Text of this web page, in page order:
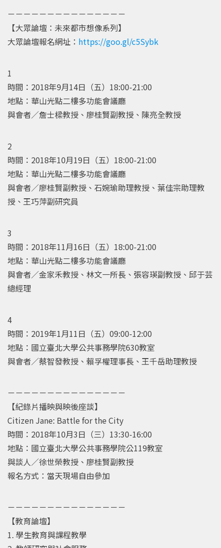
－－－－－－－－－－－－－－－
【大眾論壇：未來都市想像系列】
大眾論壇報名網址： https://goo.gl/c5Sybk
1
時間：2018年9月14日（五）18:00-21:00
地點：華山光點二樓多功能會議廳
與會者／詹士樑教授、廖桂賢副教授、陳亮全教授
2
時間：2018年10月19日（五）18:00-21:00
地點：華山光點二樓多功能會議廳
與會者／廖桂賢副教授、石婉瑜助理教授、葉佳宗助理教
授、王巧萍副研究員
3
時間：2018年11月16日（五）18:00-21:00
地點：華山光點二樓多功能會議廳
與會者／金家禾教授、林文一所長、張容瑛副教授、邱于芸
總經理
4
時間：2019年1月11日（五）09:00-12:00
地點：國立臺北大學公共事務學院630教室
與會者／蔡智發教授、賴孚權理事長、王千岳助理教授
－－－－－－－－－－－－－－－
【紀錄片播映與映後座談】
Citizen Jane: Battle for the City
時間：2018年10月3日（三）13:30-16:00
地點：國立臺北大學公共事務學院公119教室
與談人／徐世榮教授、廖桂賢副教授
報名方式：當天現場自由參加
－－－－－－－－－－－－－－－
【教育論壇】
1. 學生教育與課程教學